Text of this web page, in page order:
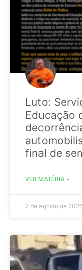
Luto:
Educação
final de
VER MATÉRIA »
7 de agosto de